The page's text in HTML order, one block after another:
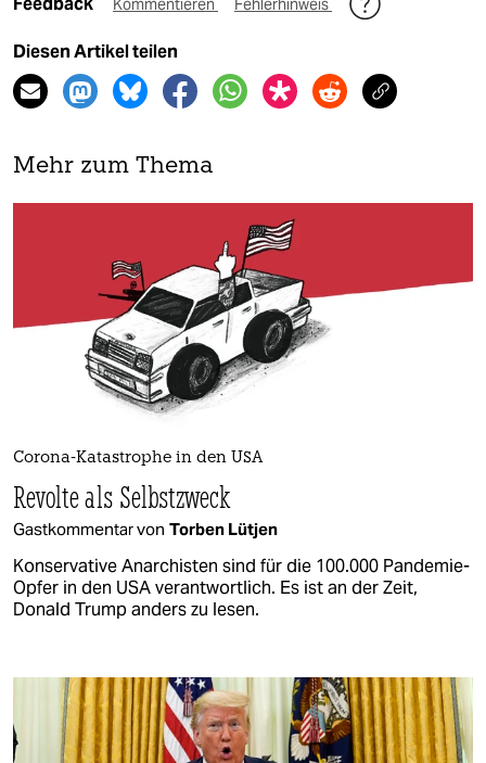
Kommentieren Fehlerhinweis
Diesen Artikel teilen
Mehr zum Thema
Corona-Katastrophe in den USA
Revolte als Selbstzweck
Gastkommentar von Torben Lütjen
Konservative Anarchisten sind für die 100.000 Pandemie-
Opfer in den USA verantwortlich. Es ist an der Zeit,
Donald Trump anders zu lesen.